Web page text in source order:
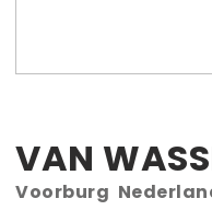
VAN
Voorburg